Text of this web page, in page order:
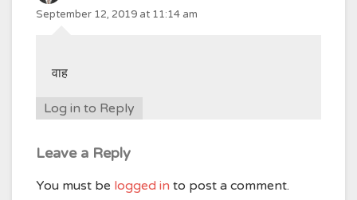
September 12, 2019 at 11:14 am
वाह
Log in to Reply
Leave a Reply
You must be logged in to post a comment.